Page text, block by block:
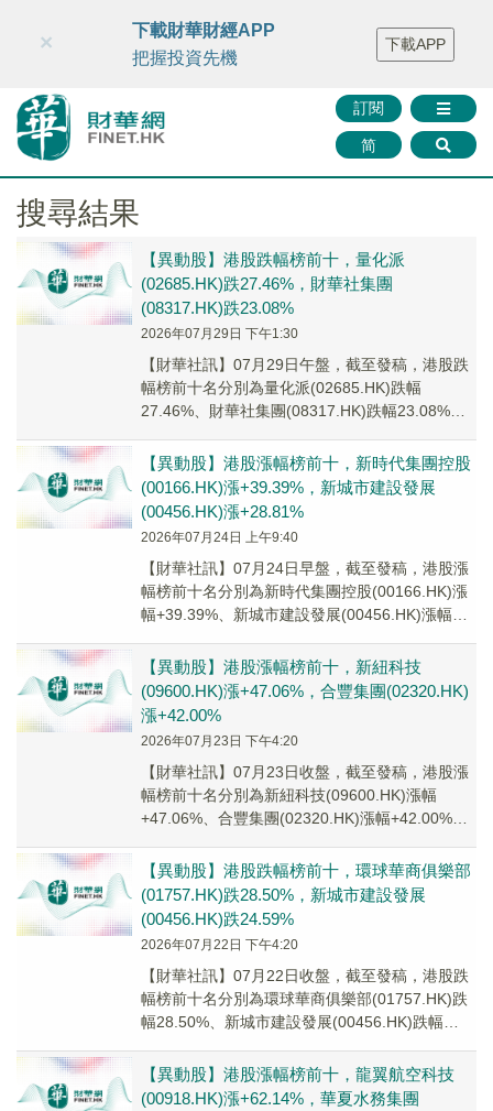
財華智庫網 FINTV FINMETA 財華證券 媒體矩陣
智庫沙龍
聯絡我們
訂閱
简
×
下載財華財經APP
把握投資先機
下載APP
搜尋結果
【異動股】港股跌幅榜前十，量化派
(02685.HK)跌27.46%，財華社集團
(08317.HK)跌23.08%
2026年07月29日 下午1:30
【財華社訊】07月29日午盤，截至發稿，港股跌
幅榜前十名分別為量化派(02685.HK)跌幅
27.46%、財華社集團(08317.HK)跌幅23.08%、
【異動股】港股漲幅榜前十，新時代集團控股
(00166.HK)漲+39.39%，新城市建設發展
(00456.HK)漲+28.81%
2026年07月24日 上午9:40
【財華社訊】07月24日早盤，截至發稿，港股漲
幅榜前十名分別為新時代集團控股(00166.HK)漲
幅+39.39%、新城市建設發展(00456.HK)漲幅
【異動股】港股漲幅榜前十，新紐科技
(09600.HK)漲+47.06%，合豐集團(02320.HK)
漲+42.00%
2026年07月23日 下午4:20
【財華社訊】07月23日收盤，截至發稿，港股漲
幅榜前十名分別為新紐科技(09600.HK)漲幅
+47.06%、合豐集團(02320.HK)漲幅+42.00%、
【異動股】港股跌幅榜前十，環球華商俱樂部
(01757.HK)跌28.50%，新城市建設發展
(00456.HK)跌24.59%
2026年07月22日 下午4:20
【財華社訊】07月22日收盤，截至發稿，港股跌
幅榜前十名分別為環球華商俱樂部(01757.HK)跌
幅28.50%、新城市建設發展(00456.HK)跌幅
【異動股】港股漲幅榜前十，龍翼航空科技
(00918.HK)漲+62.14%，華夏水務集團